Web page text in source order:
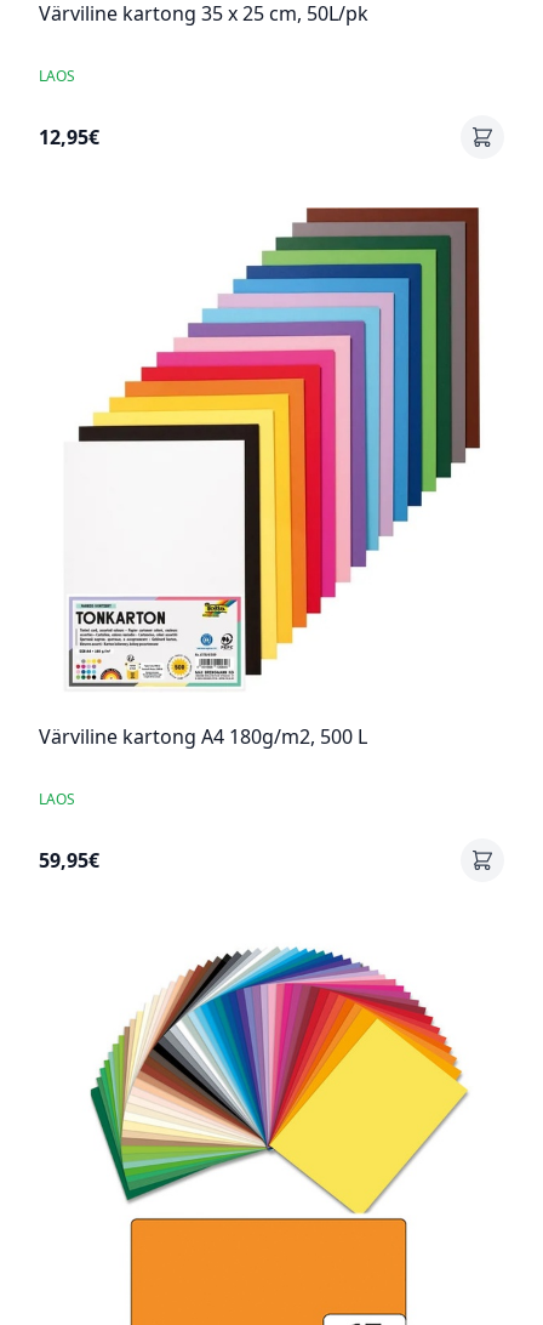
Värviline kartong 35 x 25 cm, 50L/pk
LAOS
12,95€
Värviline kartong A4 180g/m2, 500 L
LAOS
59,95€